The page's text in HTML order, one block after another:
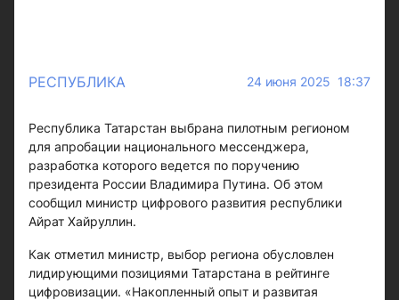
РЕСПУБЛИКА 24 июня 2025 18:37
Республика Татарстан выбрана пилотным регионом
для апробации национального мессенджера,
разработка которого ведется по поручению
президента России Владимира Путина. Об этом
сообщил министр цифрового развития республики
Айрат Хайруллин.
Как отметил министр, выбор региона обусловлен
лидирующими позициями Татарстана в рейтинге
цифровизации. «Накопленный опыт и развитая